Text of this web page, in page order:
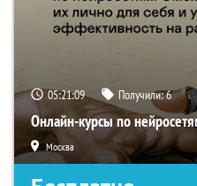
05:21:08 Получили:6
Онлайн-курсы по
Москва